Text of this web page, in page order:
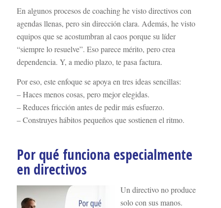
En algunos procesos de coaching he visto directivos con
agendas llenas, pero sin dirección clara. Además, he visto
equipos que se acostumbran al caos porque su líder
“siempre lo resuelve”. Eso parece mérito, pero crea
dependencia. Y, a medio plazo, te pasa factura.
Por eso, este enfoque se apoya en tres ideas sencillas:
– Haces menos cosas, pero mejor elegidas.
– Reduces fricción antes de pedir más esfuerzo.
– Construyes hábitos pequeños que sostienen el ritmo.
Por qué funciona especialmente
en directivos
Un directivo no produce
solo con sus manos.